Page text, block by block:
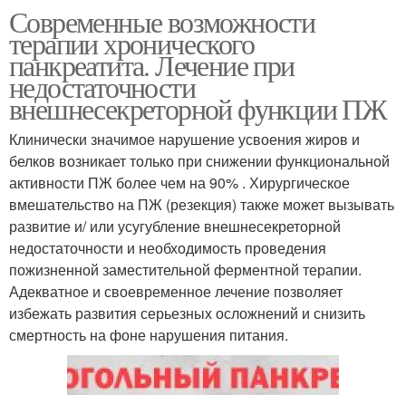
Современные возможности
терапии хронического
панкреатита. Лечение при
недостаточности
внешнесекреторной функции ПЖ
Клинически значимое нарушение усвоения жиров и
белков возникает только при снижении функциональной
активности ПЖ более чем на 90% . Хирургическое
вмешательство на ПЖ (резекция) также может вызывать
развитие и/ или усугубление внешнесекреторной
недостаточности и необходимость проведения
пожизненной заместительной ферментной терапии.
Адекватное и своевременное лечение позволяет
избежать развития серьезных осложнений и снизить
смертность на фоне нарушения питания.